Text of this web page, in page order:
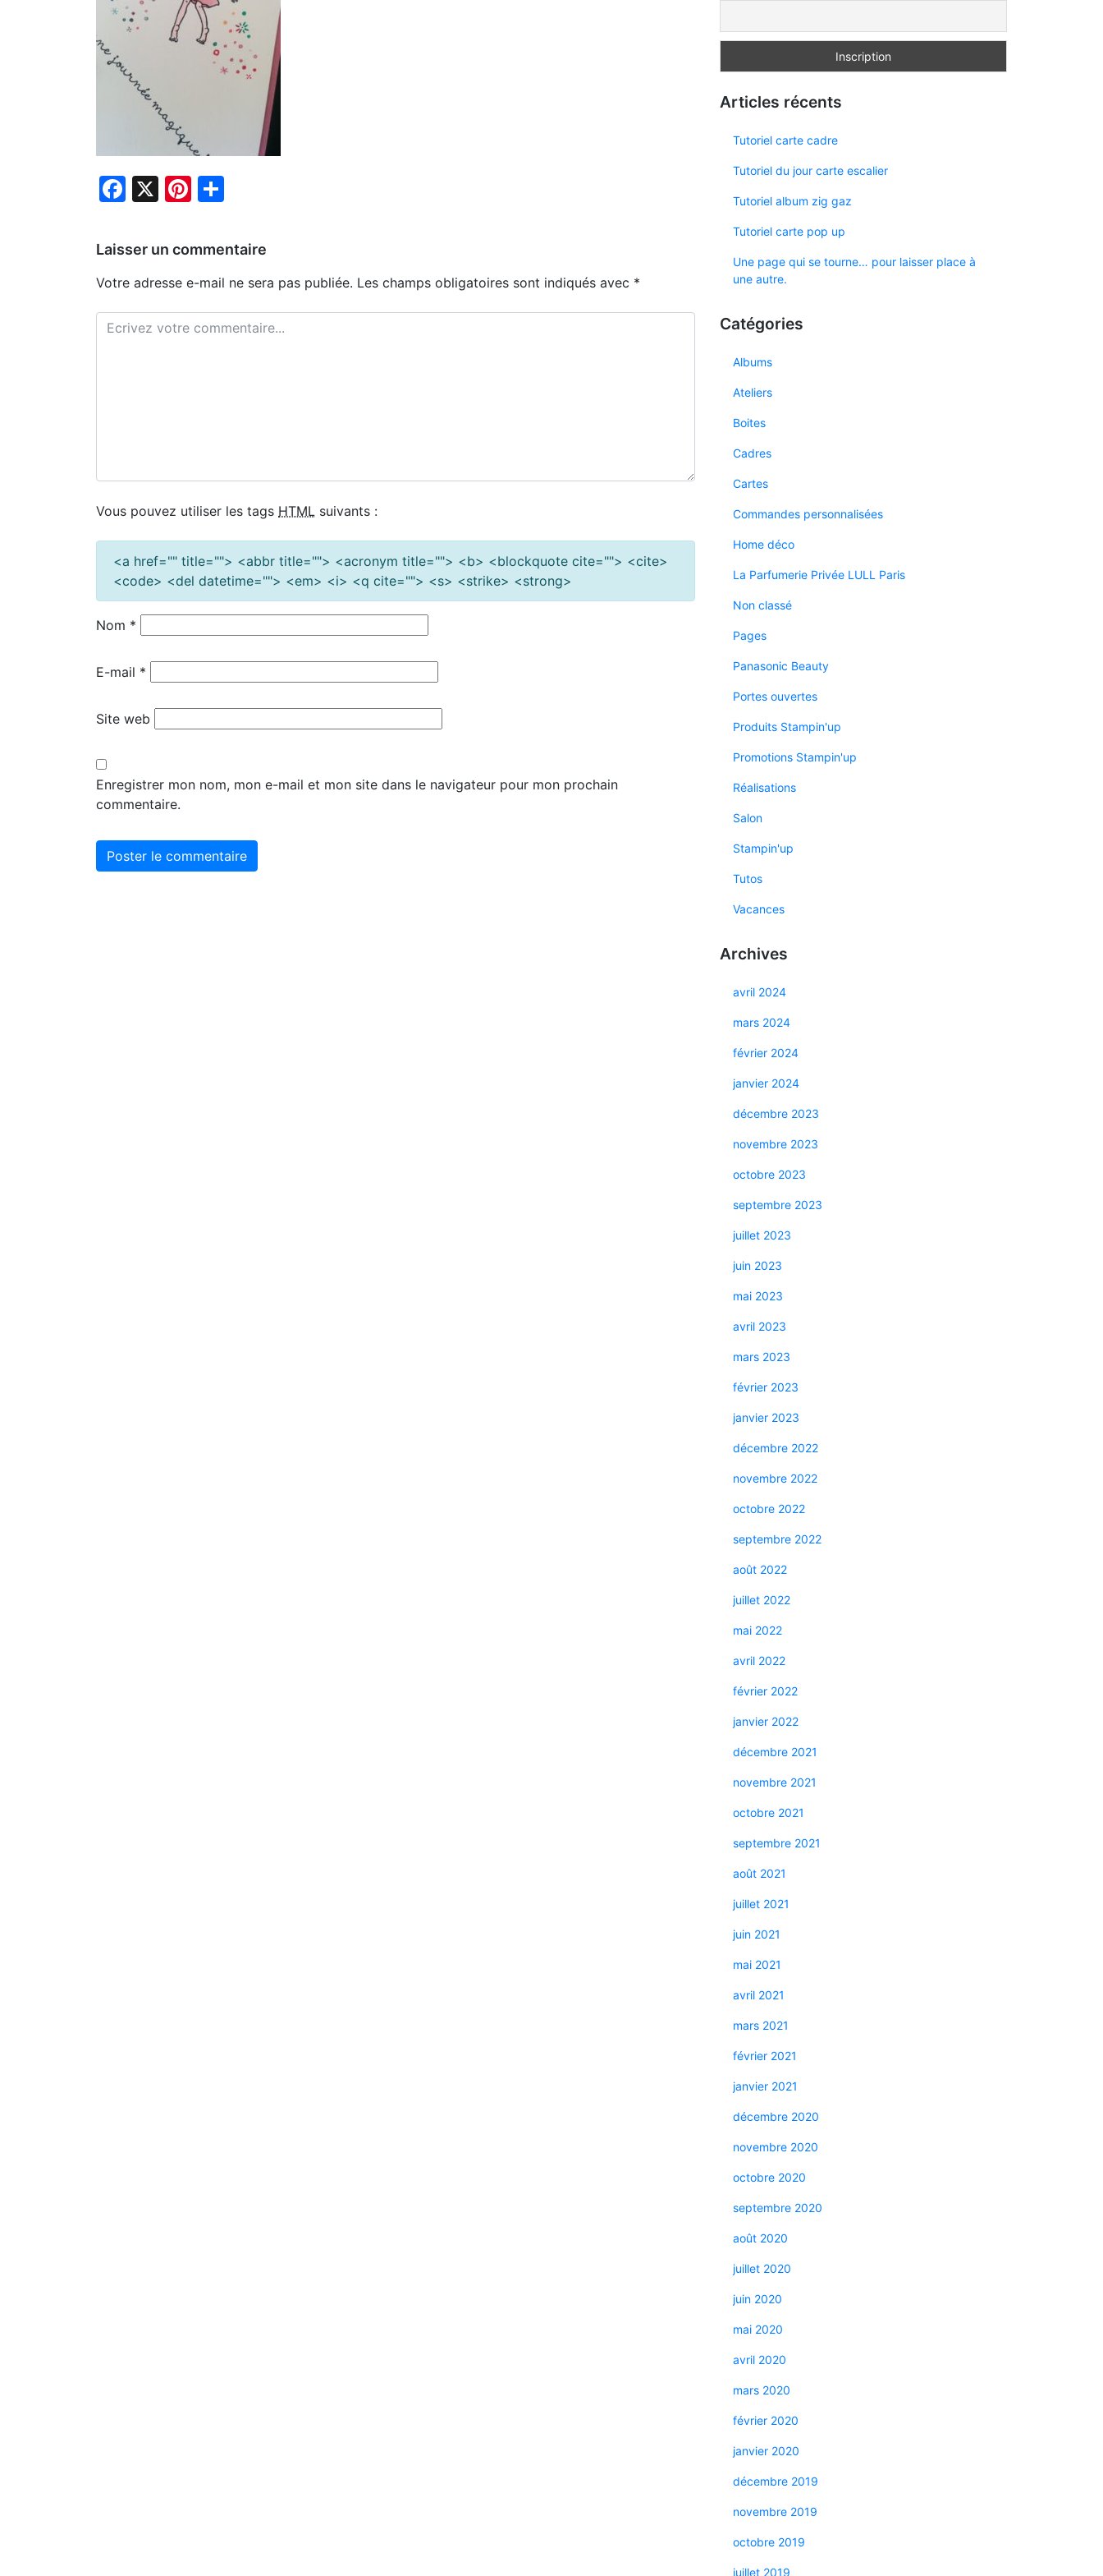
Facebook
X Pinterest
Laisser un commentaire
Votre adresse e-mail ne sera pas publiée. Les champs obligatoires sont indiqués avec *
Vous pouvez utiliser les tags HTML suivants :
<a href="" title=""> <abbr title=""> <acronym title=""> <b> <blockquote cite=""> <cite>
<code> <del datetime=""> <em> <i> <q cite=""> <s> <strike> <strong>
Nom *
E-mail *
Site web
Enregistrer mon nom, mon e-mail et mon site dans le navigateur pour mon prochain
commentaire.
Articles récents
Tutoriel carte cadre
Tutoriel du jour carte escalier
Tutoriel album zig gaz
Tutoriel carte pop up
Une page qui se tourne… pour laisser place à
une autre.
Catégories
Albums
Ateliers
Boites
Cadres
Cartes
Commandes personnalisées
Home déco
La Parfumerie Privée LULL Paris
Non classé
Pages
Panasonic Beauty
Portes ouvertes
Produits Stampin'up
Promotions Stampin'up
Réalisations
Salon
Stampin'up
Tutos
Vacances
Archives
avril 2024
mars 2024
février 2024
janvier 2024
décembre 2023
novembre 2023
octobre 2023
septembre 2023
juillet 2023
juin 2023
mai 2023
avril 2023
mars 2023
février 2023
janvier 2023
décembre 2022
novembre 2022
octobre 2022
septembre 2022
août 2022
juillet 2022
mai 2022
avril 2022
février 2022
janvier 2022
décembre 2021
novembre 2021
octobre 2021
septembre 2021
août 2021
juillet 2021
juin 2021
mai 2021
avril 2021
mars 2021
février 2021
janvier 2021
décembre 2020
novembre 2020
octobre 2020
septembre 2020
août 2020
juillet 2020
juin 2020
mai 2020
avril 2020
mars 2020
février 2020
janvier 2020
décembre 2019
novembre 2019
octobre 2019
juillet 2019